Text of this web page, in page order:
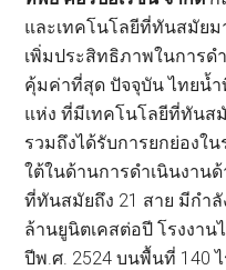
และเทคโนโลยีที่ทันสมัยม
เพิ่มประสิทธิภาพในการด
คุ้มค่าที่สุด ปัจจุบัน ไทยน้
แห่ง ที่มีเทคโนโลยีที่ทันส
รวมถึงได้รับการยกย่องใ
ใต้ในด้านการดำเนินงาน
ที่ทันสมัยถึง 21 สาย มีกำ
ล้านยูนิตเคสต่อปี โรงงา
ปีพ.ศ. 2524 บนพื้นที่ 140